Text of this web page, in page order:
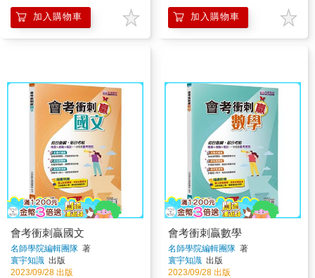
加入購物車 加入購物車
會考衝刺贏國文
名師學院編輯團隊 著
寰宇知識 出版
2023/09/28 出版
會考衝刺贏數學
名師學院編輯團隊 著
寰宇知識 出版
2023/09/28 出版